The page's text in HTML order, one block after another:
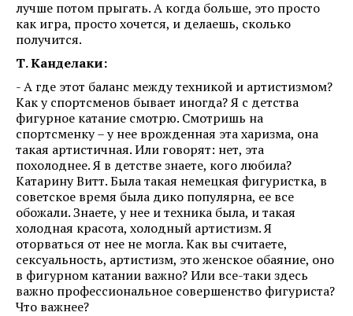
лучше потом прыгать. А когда больше, это просто
как игра, просто хочется, и делаешь, сколько
получится.
Т. Канделаки:
- А где этот баланс между техникой и артистизмом?
Как у спортсменов бывает иногда? Я с детства
фигурное катание смотрю. Смотришь на
спортсменку – у нее врожденная эта харизма, она
такая артистичная. Или говорят: нет, эта
похолоднее. Я в детстве знаете, кого любила?
Катарину Витт. Была такая немецкая фигуристка, в
советское время была дико популярна, ее все
обожали. Знаете, у нее и техника была, и такая
холодная красота, холодный артистизм. Я
оторваться от нее не могла. Как вы считаете,
сексуальность, артистизм, это женское обаяние, оно
в фигурном катании важно? Или все-таки здесь
важно профессиональное совершенство фигуриста?
Что важнее?